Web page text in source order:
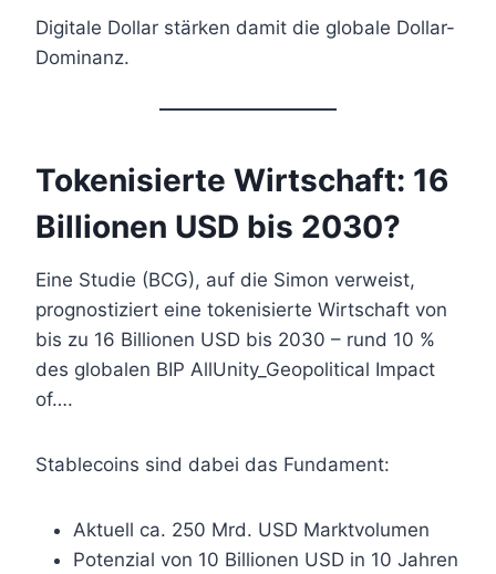
Digitale Dollar stärken damit die globale Dollar-
Dominanz.
Tokenisierte Wirtschaft: 16
Billionen USD bis 2030?
Eine Studie (BCG), auf die Simon verweist,
prognostiziert eine tokenisierte Wirtschaft von
bis zu 16 Billionen USD bis 2030 – rund 10 %
des globalen BIP AllUnity_Geopolitical Impact
of….
Stablecoins sind dabei das Fundament:
Aktuell ca. 250 Mrd. USD Marktvolumen
Potenzial von 10 Billionen USD in 10 Jahren